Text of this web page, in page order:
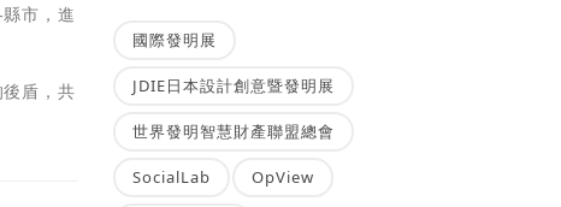
市，進
盾，共
國際發明展
JDIE日本設計創意暨發明展
世界發明智慧財產聯盟總會
SocialLab OpView